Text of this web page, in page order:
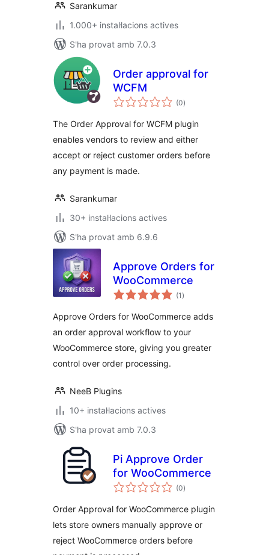
Sarankumar
1.000+ instal·lacions actives
S'ha provat amb 7.0.3
Order approval for
WCFM
(0puntuacions
totals
)
The Order Approval for WCFM plugin
enables vendors to review and either
accept or reject customer orders before
any payment is made.
Sarankumar
30+ instal·lacions actives
S'ha provat amb 6.9.6
Approve Orders for
WooCommerce
(1 puntuacions
totals
)
Approve Orders for WooCommerce adds
an order approval workflow to your
WooCommerce store, giving you greater
control over order processing.
NeeB Plugins
10+ instal·lacions actives
S'ha provat amb 7.0.3
Pi Approve Order
for WooCommerce
(0puntuacions
totals
)
Order Approval for WooCommerce plugin
lets store owners manually approve or
reject WooCommerce orders before